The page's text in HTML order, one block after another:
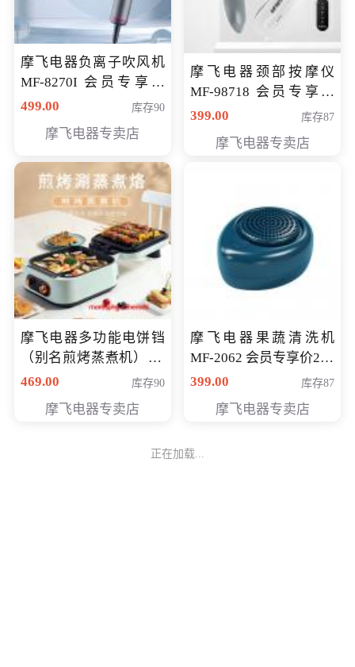
摩飞电器负离子吹风机
MF-8270I 会员专享价
369元
499.00 库存90
摩飞电器专卖店
摩飞电器颈部按摩仪
MF-98718 会员专享价
299元
399.00 库存87
摩飞电器专卖店
摩飞电器多功能电饼铛
（别名煎烤蒸煮机） 型
号MF-8888B 会员专享
469.00 库存90
摩飞电器专卖店
摩飞电器果蔬清洗机
MF-2062 会员专享价268
元
399.00 库存87
摩飞电器专卖店
正在加载...